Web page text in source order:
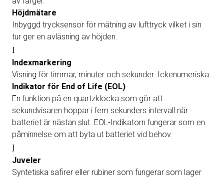
Höjdmätare
Inbyggd trycksensor för mätning av lufttryck vilket i sin
tur ger en avläsning av höjden.
I
Indexmarkering
Visning för timmar, minuter och sekunder. Ickenumeriska.
Indikator för End of Life (EOL)
En funktion på en quartzklocka som gör att
sekundvisaren hoppar i fem sekunders intervall när
batteriet är nästan slut. EOL-Indikatorn fungerar som en
påminnelse om att byta ut batteriet vid behov.
J
Juveler
Syntetiska safirer eller rubiner som fungerar som lager